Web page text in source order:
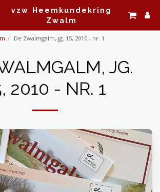
vzw Heemkundekring
Zwalm
De Zwalmgalm, jg. 15, 2010 - nr. 1
JG.
2010 - NR. 1